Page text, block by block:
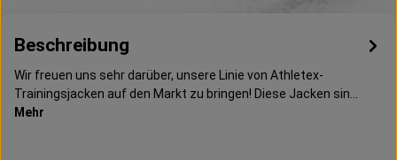
Beschreibung
Wir freuen uns sehr darüber, unsere Linie von Athletex-
Trainingsjacken auf den Markt zu bringen! Diese Jacken sin…
Mehr